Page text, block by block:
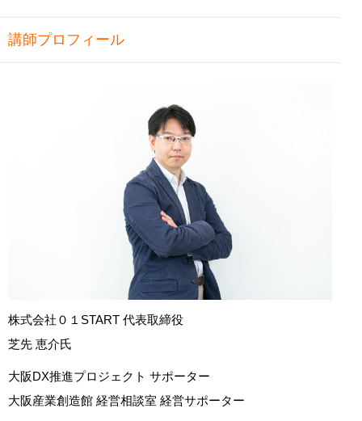
講師プロフィール
株式会社０１START 代表取締役
芝先 恵介氏
大阪DX推進プロジェクト サポーター
大阪産業創造館 経営相談室 経営サポーター